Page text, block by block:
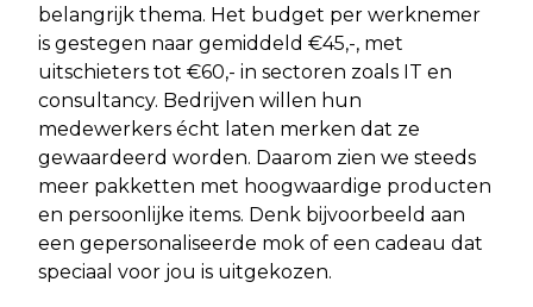
belangrijk thema. Het budget per werknemer
is gestegen naar gemiddeld €45,-, met
uitschieters tot €60,- in sectoren zoals IT en
consultancy. Bedrijven willen hun
medewerkers écht laten merken dat ze
gewaardeerd worden. Daarom zien we steeds
meer pakketten met hoogwaardige producten
en persoonlijke items. Denk bijvoorbeeld aan
een gepersonaliseerde mok of een cadeau dat
speciaal voor jou is uitgekozen.